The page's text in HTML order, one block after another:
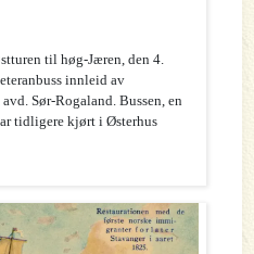
til høg-Jæren, den 4.
innleid av
Sør-Rogaland. Bussen, en
tidligere kjørt i Østerhus